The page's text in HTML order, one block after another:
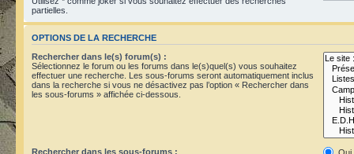
partielles.
OPTIONS DE LA RECHERCHE
Rechercher dans le(s) forum(s) :
Sélectionnez le forum ou les forums dans le(s)quel(s) vous souhaitez
effectuer une recherche. Les sous-forums seront automatiquement inclus
dans la recherche si vous ne désactivez pas l’option « Rechercher dans
les sous-forums » affichée ci-dessous.
Rechercher dans les sous-forums :
Oui